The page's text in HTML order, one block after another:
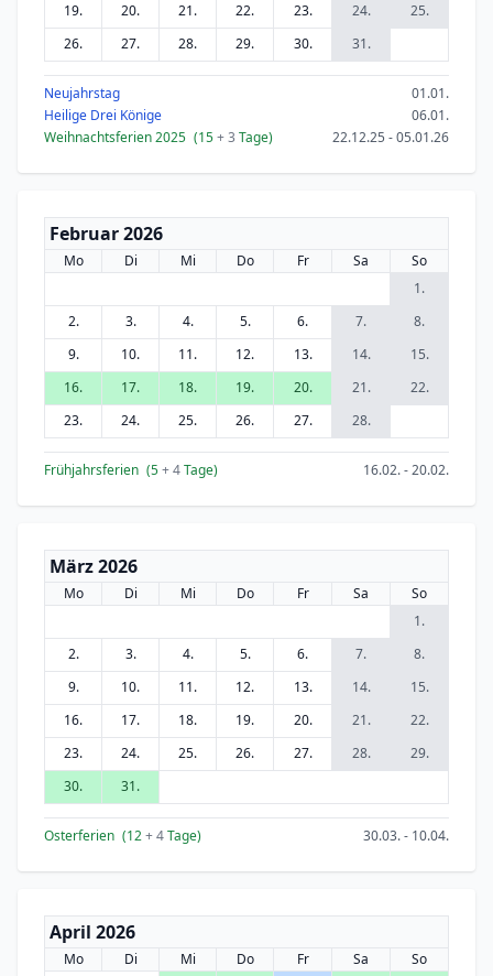
19.
20. 21. 22. 23. 24.
25.
26.
27. 28. 29. 30. 31.
Neujahrstag
01.01.
Heilige Drei Könige
06.01.
Weihnachtsferien 2025 (15+ 3 Tage) 22.12.25 - 05.01.26
Februar 2026
Mo Di Mi Do Fr Sa
So
1.
2.
3. 4. 5. 6. 7.
8.
9.
10. 11. 12. 13. 14.
15.
16.
17. 18. 19. 20. 21.
22.
23.
24. 25. 26. 27. 28.
Frühjahrsferien (5+ 4Tage) 16.02. - 20.02.
März 2026
Mo Di Mi Do Fr Sa
So
1.
2.
3. 4. 5. 6. 7.
8.
9.
10. 11. 12. 13. 14.
15.
16.
17. 18. 19. 20. 21.
22.
23.
24. 25. 26. 27. 28.
29.
30.
31.
Osterferien (12+ 4Tage) 30.03. - 10.04.
April 2026
Mo Di Mi Do Fr Sa
So